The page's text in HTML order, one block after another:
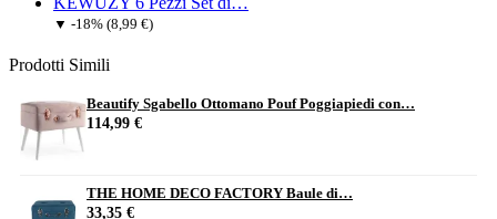
▼ -18% (8,99 €)
Prodotti Simili
Beautify Sgabello Ottomano Pouf Poggiapiedi con…
114,99 €
THE HOME DECO FACTORY Baule di…
33,35 €